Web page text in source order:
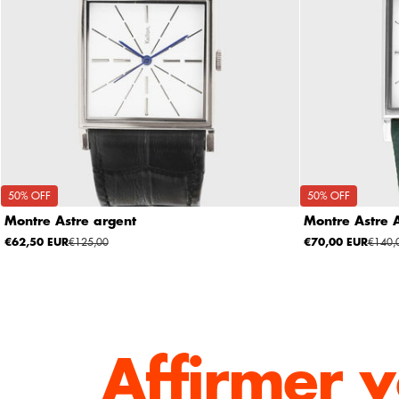
50% OFF
Montre Astre argent
€62,50 EUR€125,00
50% OFF
Montre Astre
€70,00 EUR
Affirmer